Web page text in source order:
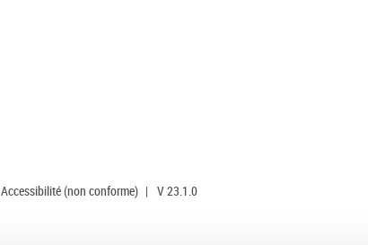
Accessibilité (non conforme) | V 23.1.0